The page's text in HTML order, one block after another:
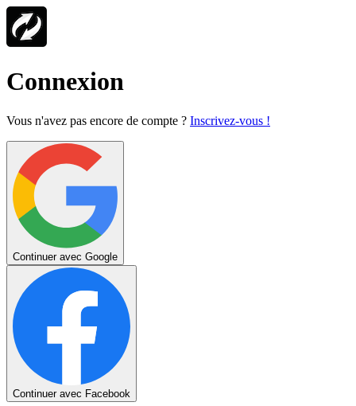
Connexion
Vous n'avez pas encore de compte ? Inscrivez-vous !
Continuer avec Google
Continuer avec Facebook